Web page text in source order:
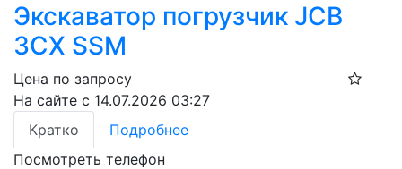
Экскаватор погрузчик JCB
3CX SSM
Цена по запросу
На сайте с 14.07.2026 03:27
Кратко
Подробнее
Посмотреть телефон